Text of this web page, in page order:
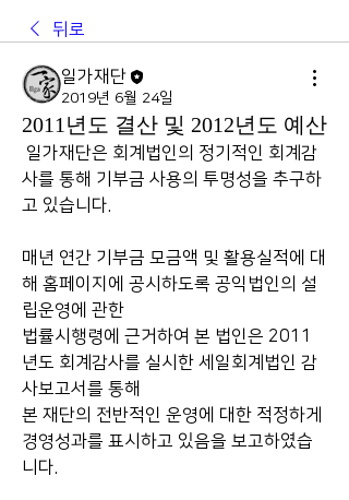
뒤로
일가재단
2019년 6월 24일
2011년도 결산 및 2012년도 예산
사를 통해 기부금 사용의 투명성을 추구하
고 있습니다.
매년 연간 기부금 모금액 및 활용실적에 대
해 홈페이지에 공시하도록 공익법인의 설
립운영에 관한
법률시행령에 근거하여 본 법인은 2011
년도 회계감사를 실시한 세일회계법인 감
사보고서를 통해
본 재단의 전반적인 운영에 대한 적정하게
경영성과를 표시하고 있음을 보고하였습
니다.